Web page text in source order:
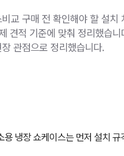
교 구매 전 확인해야 할 설
견적 기준에 맞춰 정리했습
관점으로 정리했습니다.
용 냉장 쇼케이스는 먼저 설치